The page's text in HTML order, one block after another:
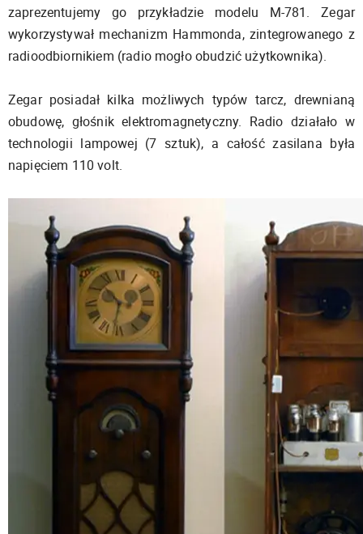
zaprezentujemy go przykładzie modelu M-781. Zegar
wykorzystywał mechanizm Hammonda, zintegrowanego z
radioodbiornikiem (radio mogło obudzić użytkownika).
Zegar posiadał kilka możliwych typów tarcz, drewnianą
obudowę, głośnik elektromagnetyczny. Radio działało w
technologii lampowej (7 sztuk), a całość zasilana była
napięciem 110 volt.